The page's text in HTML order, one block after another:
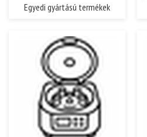
Egyedi gyártású termékek